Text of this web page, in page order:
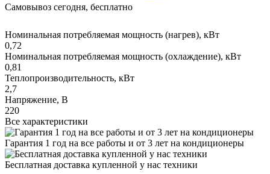
Самовывоз сегодня, бесплатно
Номинальная потребляемая мощность (нагрев), кВт
0,72
Номинальная потребляемая мощность (охлаждение), кВт
0,81
Теплопроизводительность, кВт
2,7
Напряжение, В
220
Все характеристики
Гарантия 1 год на все работы и от 3 лет на кондиционеры
Бесплатная доставка купленной у нас техники